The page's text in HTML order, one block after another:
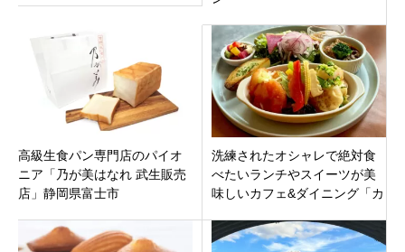
高級生食パン専門店のパイオ
ニア「乃が美はなれ 武生販売
店」静岡県富士市
洗練されたオシャレで絶対食
べたいランチやスイーツが美
味しいカフェ&ダイニング「カ
郡上市町に